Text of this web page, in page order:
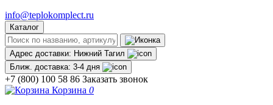
info@teplokomplect.ru
Каталог
Адрес доставки: Нижний Тагил
Ближ. доставка: 3-4 дня
+7 (800) 100 58 86 Заказать звонок
Корзина 0